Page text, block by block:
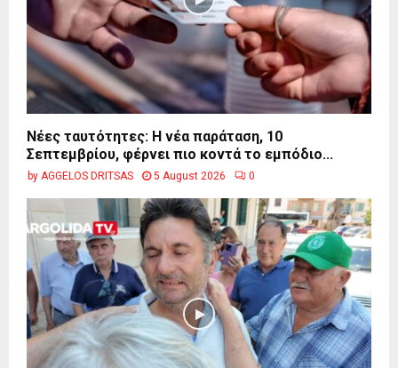
Νέες ταυτότητες: Η νέα παράταση, 10
Σεπτεμβρίου, φέρνει πιο κοντά το εμπόδιο...
by AGGELOS DRITSAS 5 August 2026 0